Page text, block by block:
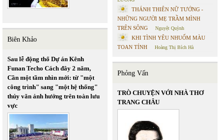
Biên Khảo
Sau lễ động thổ Dự án Kênh
Funan Techo Cách đây 2 năm,
Cần một tầm nhìn mới: từ "một
công trình" sang "một hệ thống"
thủy văn ảnh hưởng trên toàn lưu
vực
THÁNH THIÊN NỮ TƯỚNG -
NHỮNG NGƯỜI MẸ TRẦM MÌNH
TRÊN SÔNG
Nguyệt Quỳnh
KHI TÌNH YÊU NHUỐM MÀU
TOAN TÍNH
Hoàng Thị Bích Hà
Phỏng Vấn
TRÒ CHUYỆN VỚI NHÀ THƠ
TRANG CHÂU